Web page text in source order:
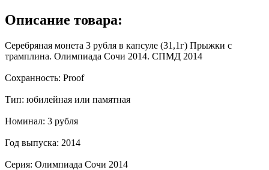
Описание товара:
Серебряная монета 3 рубля в капсуле (31,1г) Прыжки с
трамплина. Олимпиада Сочи 2014. СПМД 2014
Сохранность: Proof
Тип: юбилейная или памятная
Номинал: 3 рубля
Год выпуска: 2014
Серия: Олимпиада Сочи 2014